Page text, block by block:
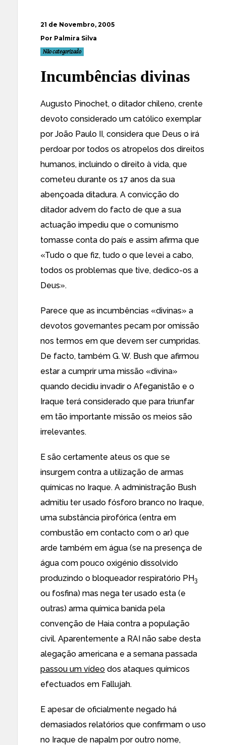
21 de Novembro, 2005
Por Palmira Silva
Não categorizado
Incumbências divinas
Augusto Pinochet, o ditador chileno, crente
devoto considerado um católico exemplar
por João Paulo II, considera que Deus o irá
perdoarpor todos os atropelos dos direitos
humanos, incluindo o direito à vida, que
cometeu durante os 17 anos da sua
abençoada ditadura. A convicção do
ditador advem do facto de que a sua
actuação impediu que o comunismo
tomasse conta do país e assim afirma que
«Tudo o que fiz, tudo o que levei a cabo,
todos os problemas que tive, dedico-os a
Deus».
Parece que as incumbências «divinas» a
devotos governantes pecam por omissão
nos termos em que devem ser cumpridas.
De facto, também G. W. Bush que afirmou
estara cumprir uma missão «divina»
quando decidiu invadir o Afeganistão e o
Iraque terá considerado que para triunfar
em tão importante missão os meios são
irrelevantes.
E são certamente ateus os que se
insurgem contra a utilização de armas
químicas no Iraque. A administração Bush
admitiu ter usado fósforo branco no Iraque,
uma substância pirofórica (entra em
combustão em contacto com o ar) que
arde também em água (se na presença de
água com pouco oxigénio dissolvido
produzindo o bloqueador respiratório PH3
ou fosfina) mas nega ter usado esta (e
outras) arma química banida pela
convenção de Haia contra a população
civil. Aparentemente a RAI não sabe desta
alegação americana e a semana passada
passou um vídeo dos ataques químicos
efectuados em Fallujah.
E apesar de oficialmente negado há
demasiados relatórios que confirmam o uso
no Iraque de napalm por outro nome,